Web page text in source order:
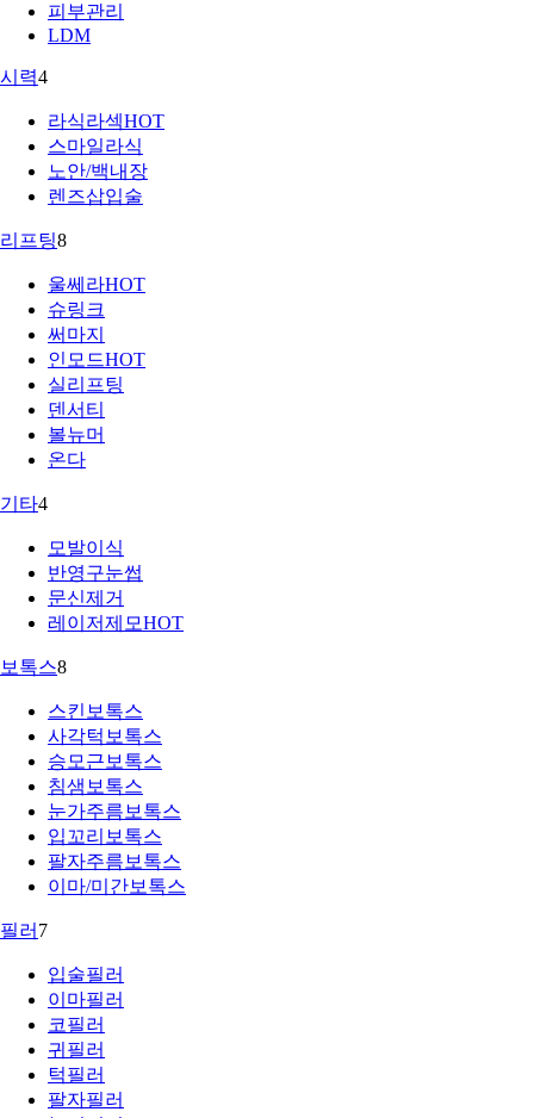
피부관리
LDM
시력4
라식라섹HOT
스마일라식
노안/백내장
렌즈삽입술
리프팅8
울쎄라HOT
슈링크
써마지
인모드HOT
실리프팅
덴서티
볼뉴머
온다
기타4
모발이식
반영구눈썹
문신제거
레이저제모HOT
보톡스8
스킨보톡스
사각턱보톡스
승모근보톡스
침샘보톡스
눈가주름보톡스
입꼬리보톡스
팔자주름보톡스
이마/미간보톡스
필러 7
입술필러
이마필러
코필러
귀필러
턱필러
팔자필러